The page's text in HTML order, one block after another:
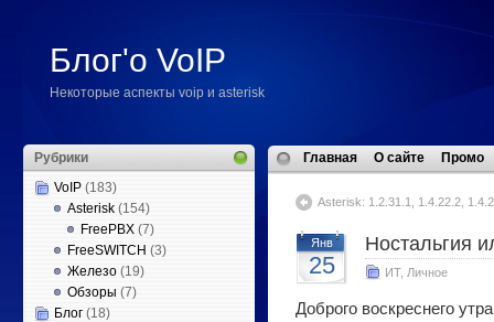
Блог'о VoIP
Некоторые аспекты voip и asterisk
Рубрики
VoIP (183)
Asterisk (154)
FreePBX (7)
FreeSWITCH (3)
Железо (19)
Обзоры (7)
Блог (18)
Главная О сайте Промо
Asterisk: 1.2.31.1, 1.4.22.2,
Янв
25
Ностальгия
ИТ, Личное
Доброго воскреснего